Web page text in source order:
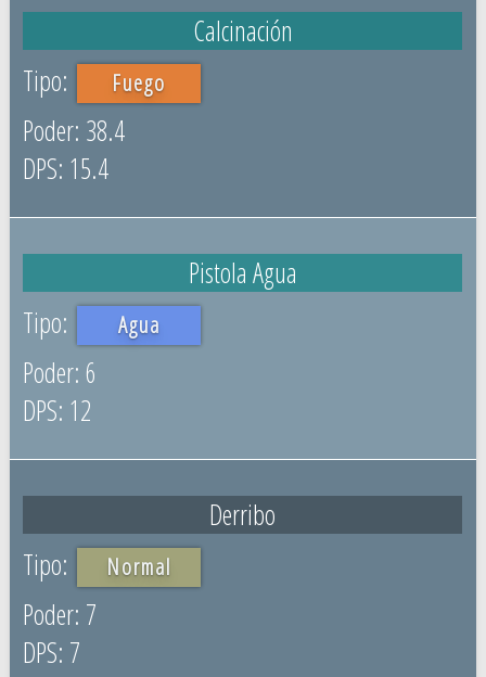
Calcinación
Fuego
38.4
15.4
Pistola Agua
Agua
6
12
Derribo
Normal
7
7